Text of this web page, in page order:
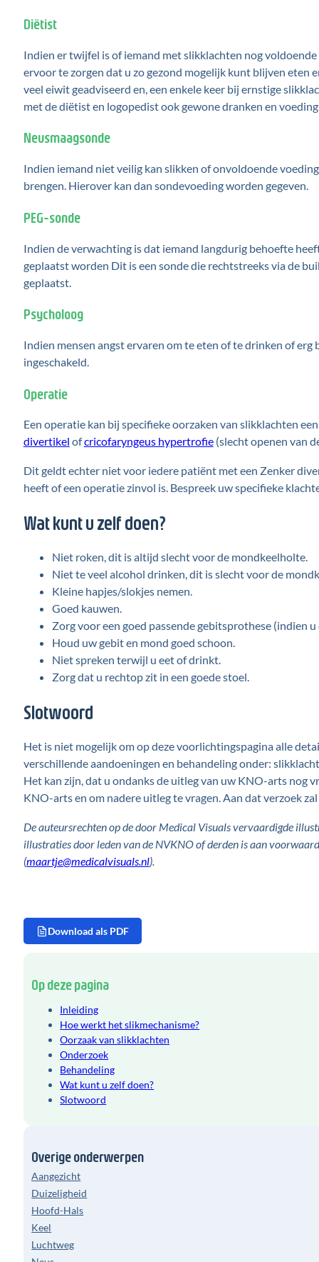
Diëtist
Indien er twijfel is of iemand met slikklachten nog
ervoor te zorgen dat u zo gezond mogelijk kunt blijven eten
veel eiwit geadviseerd en, een enkele keer bij ernstige
met de diëtist en logopedist ook gewone dranken en
Neusmaagsonde
Indien iemand niet veilig kan slikken of onvoldoende
brengen. Hierover kan dan sondevoeding worden gegeven.
PEG-sonde
Indien de verwachting is dat iemand langdurig behoefte
geplaatst worden Dit is een sonde die rechtstreeks via de
geplaatst.
Psycholoog
Indien mensen angst ervaren om te eten of te drinken of
ingeschakeld.
Operatie
Een operatie kan bij specifieke oorzaken van slikklachten
divertikel ofcricofaryngeus hypertrofie(slecht openen van
Dit geldt echter niet voor iedere patiënt met een Zenker
heeft of een operatie zinvol is. Bespreek uw specifieke
Wat kunt u zelf doen?
Niet roken, dit is altijd slecht voor de mondkeelholte.
Niet te veel alcohol drinken, dit is slecht voor de
Kleine hapjes/slokjes nemen.
Goed kauwen.
Zorg voor een goed passende gebitsprothese (indien u
Houd uw gebit en mond goed schoon.
Niet spreken terwijl u eet of drinkt.
Zorg dat u rechtop zit in een goede stoel.
Slotwoord
Het is niet mogelijk om op deze voorlichtingspagina alle
verschillende aandoeningen en behandeling onder:
Het kan zijn, dat u ondanks de uitleg van uw KNO-arts nog
KNO-arts en om nadere uitleg te vragen. Aan dat verzoek
De auteursrechten op de door Medical Visuals vervaardigde
illustraties door leden van de NVKNO of derden is aan
(maartje@medicalvisuals.nl).
Download als PDF
Op deze pagina
Inleiding
Hoe werkt het slikmechanisme?
Oorzaak van slikklachten
Onderzoek
Behandeling
Wat kunt u zelf doen?
Slotwoord
Overige onderwerpen
Aangezicht
Duizeligheid
Hoofd-Hals
Keel
Luchtweg